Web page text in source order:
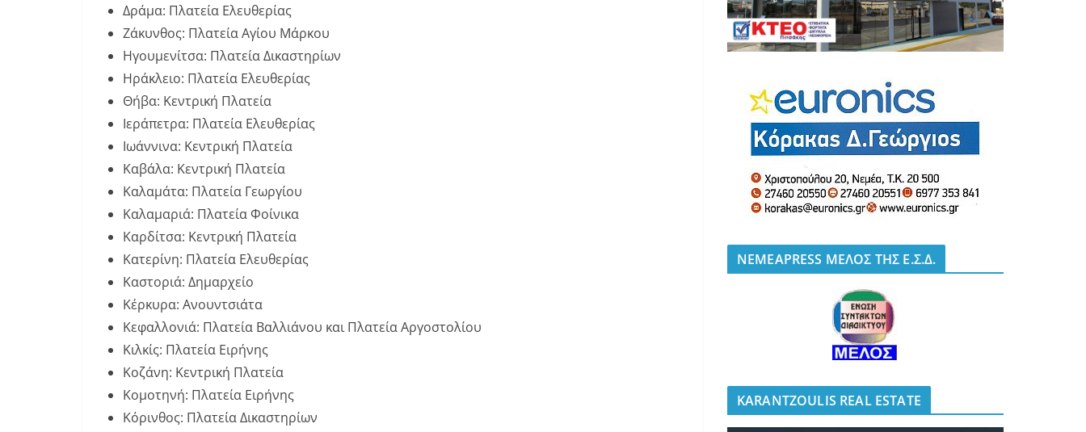
Δράμα: Πλατεία Ελευθερίας
Ζάκυνθος: Πλατεία Αγίου Μάρκου
Ηγουμενίτσα: Πλατεία Δικαστηρίων
Ηράκλειο: Πλατεία Ελευθερίας
Θήβα: Κεντρική Πλατεία
Ιεράπετρα: Πλατεία Ελευθερίας
Ιωάννινα: Κεντρική Πλατεία
Καβάλα: Κεντρική Πλατεία
Καλαμάτα: Πλατεία Γεωργίου
Καλαμαριά: Πλατεία Φοίνικα
Καρδίτσα: Κεντρική Πλατεία
Κατερίνη: Πλατεία Ελευθερίας
Καστοριά: Δημαρχείο
Κέρκυρα: Ανουντσιάτα
Κεφαλλονιά: Πλατεία Βαλλιάνου και Πλατεία Αργοστολίου
Κιλκίς: Πλατεία Ειρήνης
Κοζάνη: Κεντρική Πλατεία
Κομοτηνή: Πλατεία Ειρήνης
Κόρινθος: Πλατεία Δικαστηρίων
NEMEAPRESS ΜΕΛΟΣ ΤΗΣ Ε.Σ.Δ.
KARANTZOULIS REAL ESTATE